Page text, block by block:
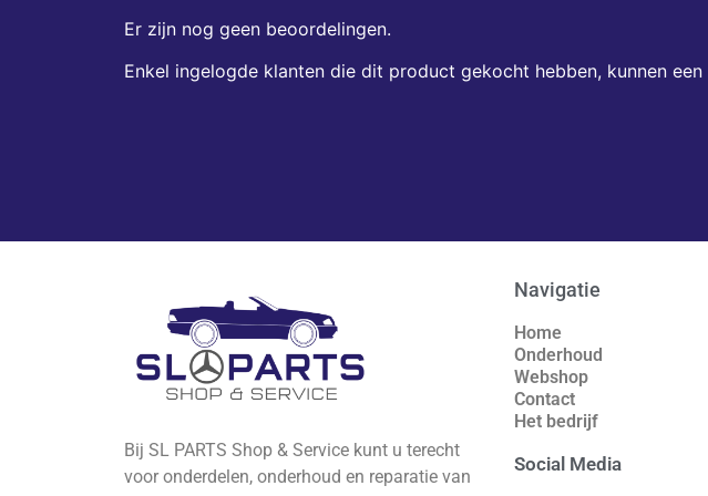
Er zijn nog geen beoordelingen.
Enkel ingelogde klanten die dit product gekocht hebben, kunnen
Bij SL PARTS Shop & Service kunt u terecht
voor onderdelen, onderhoud en reparatie van
Navigatie
Home
Onderhoud
Webshop
Contact
Het bedrijf
Social Media